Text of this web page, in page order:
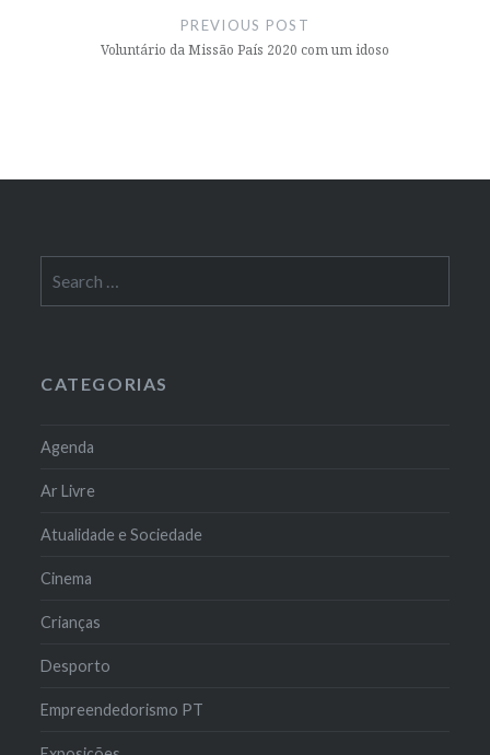
PREVIOUS POST
Voluntário da Missão País 2020 com um idoso
for:
CATEGORIAS
Agenda
Ar Livre
Atualidade e Sociedade
Cinema
Crianças
Desporto
Empreendedorismo PT